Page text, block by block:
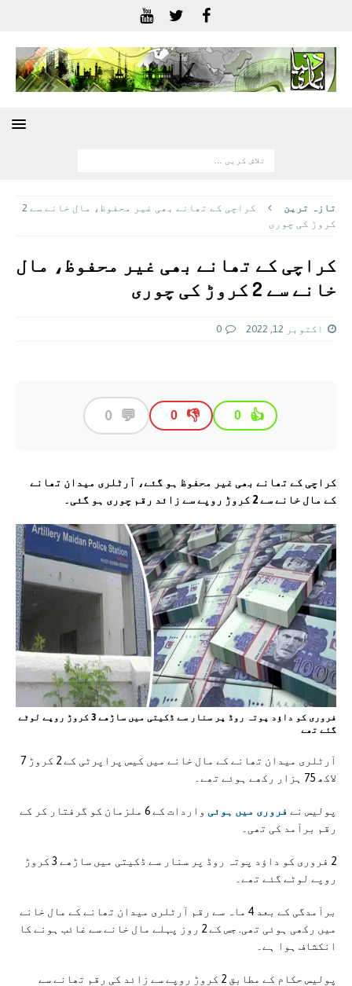
تازہ ترين
کراچی کے تھانے بھی غیر محفوظ، مال خانے سے 2
کروڑ کی چوری
کراچی کے تھانے بھی غیر محفوظ، مال
خانے سے 2 کروڑ کی چوری
اکتوبر 12, 2022 0
👍
0
👎
0
💬
0
کراچی کے تھانے بھی غیر محفوظ ہو گئے، آرٹلری میدان تھانے
کے مال خانے سے 2 کروڑ روپے سے زائد رقم چوری ہو گئی۔
فروری کو داؤد پوتہ روڈ پر سنار سے ڈکیتی میں ساڑھے 3 کروڑ روپے لوٹے
گئے تھے
آرٹلری میدان تھانے کے مال خانے میں کیس پراپرٹی کے 2 کروڑ 7
لاکھ 75 ہزار رکھے ہوئے تھے۔
پولیس نے فروری میں ہوئی
واردات کے 6 ملزمان کو گرفتار کر کے
رقم برآمد کی تھی۔
2 فروری کو داؤد پوتہ روڈ پر سنار سے ڈکیتی میں ساڑھے 3 کروڑ
روپے لوٹے گئے تھے۔
برآمدگی کے بعد 4 ماہ سے رقم آرٹلری میدان تھانے کے مال خانے
میں رکھی ہوئی تھی. جس کے 2 روز پہلے مال خانے سے غائب ہونے کا
انکشاف ہوا ہے۔
پولیس حکام کے مطابق 2 کروڑ روپے سے زائد کی رقم تھانے سے